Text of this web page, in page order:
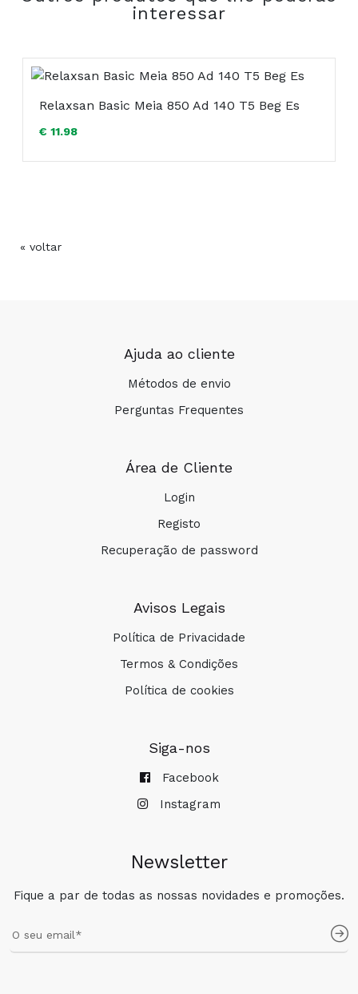
interessar
Relaxsan Basic Meia 850 Ad 140 T5 Beg Es
€ 11.98
« voltar
Ajuda ao cliente
Métodos de envio
Perguntas Frequentes
Área de Cliente
Login
Registo
Recuperação de password
Avisos Legais
Política de Privacidade
Termos & Condições
Política de cookies
Siga-nos
Facebook
Instagram
Newsletter
Fique a par de todas as nossas novidades e promoções.